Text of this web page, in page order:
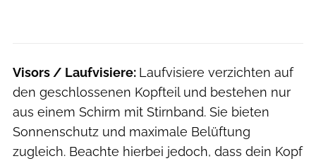
Visors / Laufvisiere: Laufvisiere verzichten auf
den geschlossenen Kopfteil und bestehen nur
aus einem Schirm mit Stirnband. Sie bieten
Sonnenschutz und maximale Belüftung
zugleich. Beachte hierbei jedoch, dass dein Kopf